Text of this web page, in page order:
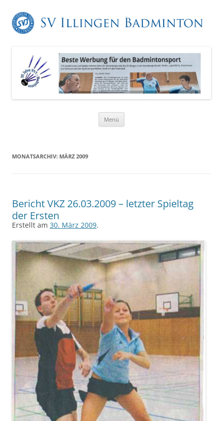
Menü
MONATSARCHIV: MÄRZ 2009
Bericht VKZ 26.03.2009 – letzter Spieltag
der Ersten
Erstellt am 30. März 2009.